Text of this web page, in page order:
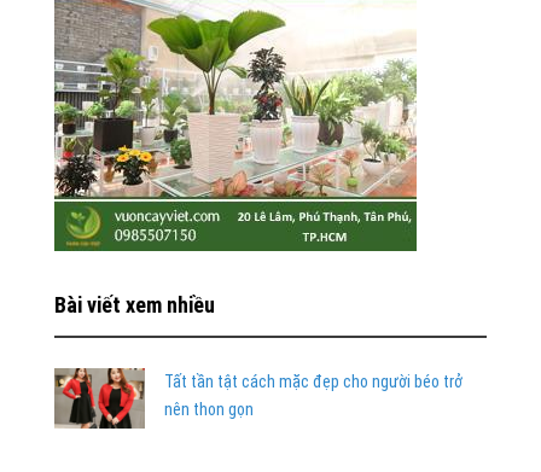
Bài viết xem nhiều
Tất tần tật cách mặc đẹp cho người béo trở
nên thon gọn